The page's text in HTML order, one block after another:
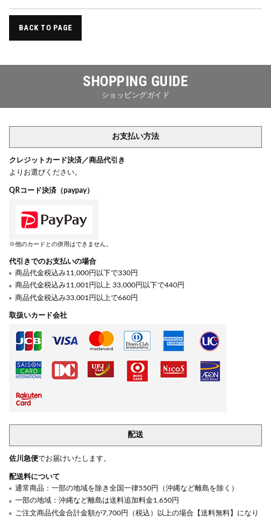
BACK TO PAGE
SHOPPING GUIDE
ショッピングガイド
お支払い方法
クレジットカード決済／商品代引き
よりお選びください。
QRコード決済（paypay）
※他のカードとの併用はできません。
代引きでのお支払いの場合
商品代金税込み11,000円以下で330円
商品代金税込み11,001円以上 33,000円以下で440円
商品代金税込み33,001円以上で660円
取扱いカード会社
配送
佐川急便でお届けいたします。
配送料について
通常商品：一部の地域を除き全国一律550円（沖縄など離島を除く）
一部の地域：沖縄など離島は送料追加料金1,650円
ご注文商品代金合計金額が7,700円（税込）以上の場合【送料無料】になり